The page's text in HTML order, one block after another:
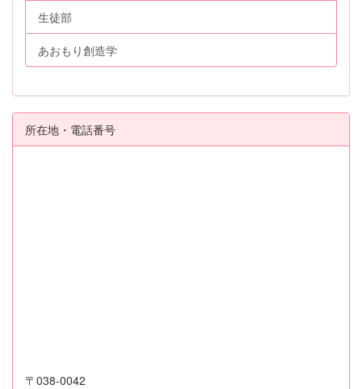
生徒部
あおもり創造学
所在地・電話番号
〒038-0042